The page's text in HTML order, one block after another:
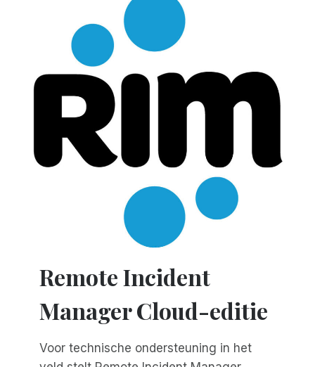
Remote Incident
Manager Cloud-editie
Voor technische ondersteuning in het